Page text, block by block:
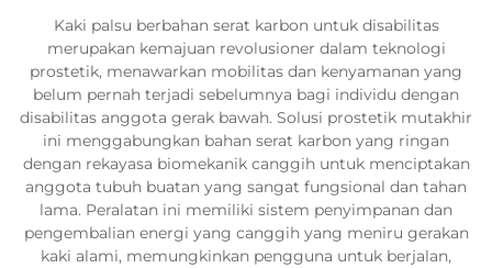
Kaki palsu berbahan serat karbon untuk disabilitas
merupakan kemajuan revolusioner dalam teknologi
prostetik, menawarkan mobilitas dan kenyamanan yang
belum pernah terjadi sebelumnya bagi individu dengan
disabilitas anggota gerak bawah. Solusi prostetik mutakhir
ini menggabungkan bahan serat karbon yang ringan
dengan rekayasa biomekanik canggih untuk menciptakan
anggota tubuh buatan yang sangat fungsional dan tahan
lama. Peralatan ini memiliki sistem penyimpanan dan
pengembalian energi yang canggih yang meniru gerakan
kaki alami, memungkinkan pengguna untuk berjalan,